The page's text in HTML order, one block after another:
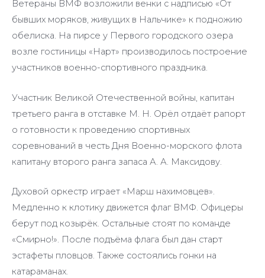
Ветераны ВМФ возложили венки с надписью «От
бывших моряков, живущих в Нальчике» к подножию
обелиска. На пирсе у Первого городского озера
возле гостиницы «Нарт» производилось построение
участников военно-спортивного праздника.
Участник Великой Отечественной войны, капитан
третьего ранга в отставке М. Н. Орёл отдаёт рапорт
о готовности к проведению спортивных
соревнований в честь Дня Военно-морского флота
капитану второго ранга запаса А. А. Максидову.
Духовой оркестр играет «Марш нахимовцев».
Медленно к клотику движется флаг ВМФ. Офицеры
берут под козырёк. Остальные стоят по команде
«Смирно!». После подъёма флага был дан старт
эстафеты пловцов. Также состоялись гонки на
катараманах.